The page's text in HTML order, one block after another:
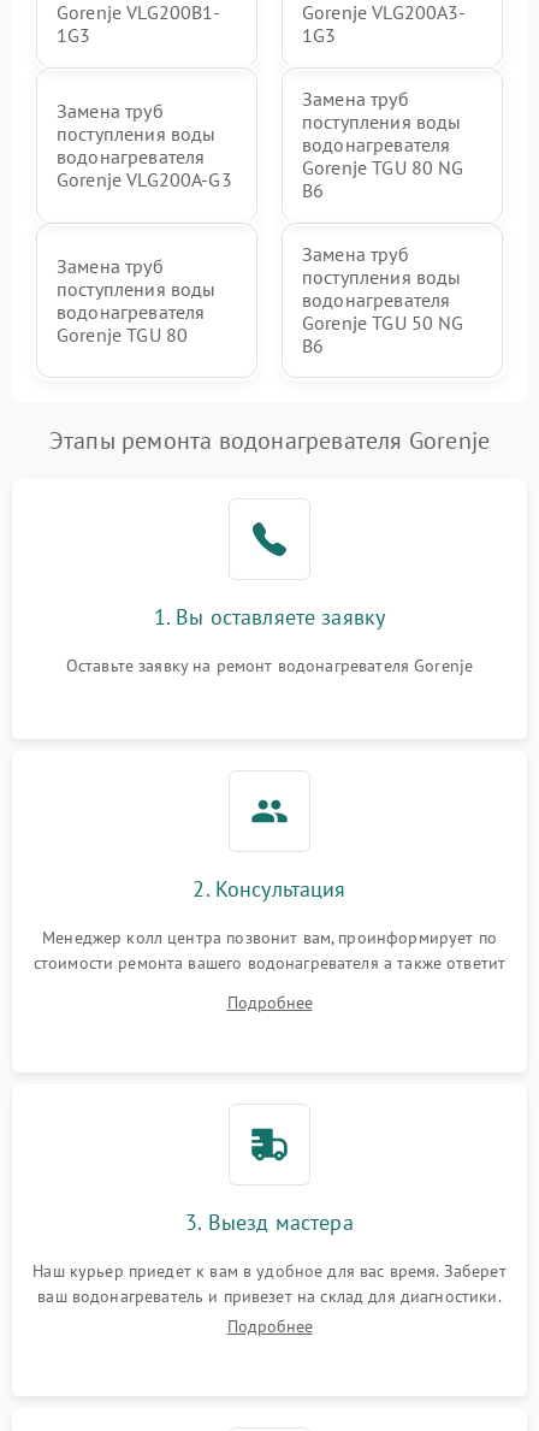
Gorenje VLG200B1-
1G3
Gorenje VLG200A3-
1G3
Замена труб
поступления воды
водонагревателя
Gorenje VLG200A-G3
Замена труб
поступления воды
водонагревателя
Gorenje TGU 80 NG
B6
Замена труб
поступления воды
водонагревателя
Gorenje TGU 80
Замена труб
поступления воды
водонагревателя
Gorenje TGU 50 NG
B6
Этапы ремонта водонагревателя Gorenje
1. Вы оставляете заявку
Оставьте заявку на ремонт водонагревателя Gorenje
2. Консультация
Менеджер колл центра позвонит вам, проинформирует по
стоимости ремонта вашего водонагревателя а также ответит
Подробнее
3. Выезд мастера
Наш курьер приедет к вам в удобное для вас время. Заберет
ваш водонагреватель и привезет на склад для диагностики.
Подробнее